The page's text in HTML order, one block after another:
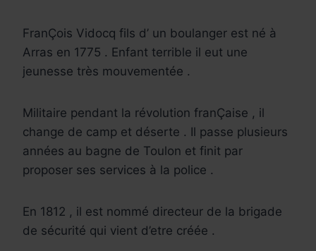
FranÇois Vidocq fils d’ un boulanger est né à
Arras en 1775 . Enfant terrible il eut une
jeunesse très mouvementée .
Militaire pendant la révolution franÇaise , il
change de camp et déserte . Il passe plusieurs
années au bagne de Toulon et finit par
proposer ses services à la police .
En 1812 , il est nommé directeur de la brigade
de sécurité qui vient d’etre créée .